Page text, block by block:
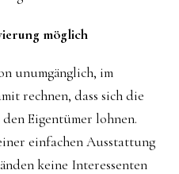
möglich
unumgänglich, im
rechnen, dass sich die
Eigentümer lohnen.
einfachen Ausstattung
keine Interessenten